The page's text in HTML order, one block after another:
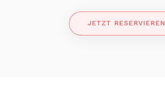
JETZT RESERVIEREN